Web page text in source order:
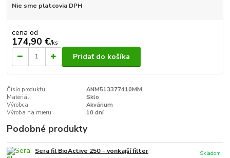
Nie sme platcovia DPH
cena od
174,90 €/ks
Pridať do košíka
Číslo produktu:
ANM513377410MM
Materiál:
Sklo
Výrobca:
Akvárium
Výroba na mieru:
10 dní
Podobné produkty
Sera fil BioActive 250 − vonkajší filter Skladom